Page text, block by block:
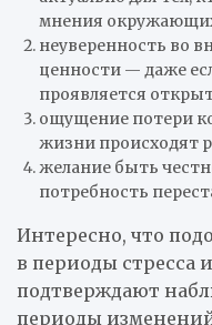
мнения
неуверенность во
ценности — даже
проявляется
ощущение потери
жизни происходят
желание быть
потребность
Интересно, что
в периоды стресса
подтверждают
периоды